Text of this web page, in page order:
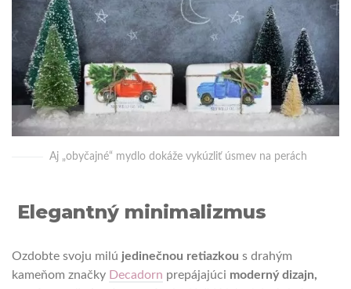
Aj „obyčajné“ mydlo dokáže vykúzliť úsmev na perách
Elegantný minimalizmus
Ozdobte svoju milú jedinečnou retiazkou s drahým
kameňom značky Decadorn prepájajúci moderný dizajn,